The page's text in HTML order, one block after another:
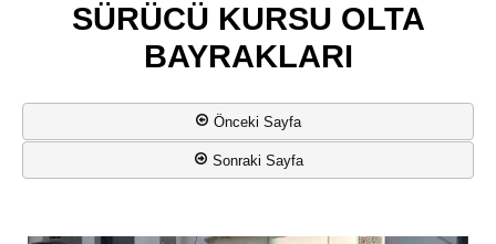
SÜRÜCÜ KURSU OLTA
BAYRAKLARI
Önceki Sayfa
Sonraki Sayfa